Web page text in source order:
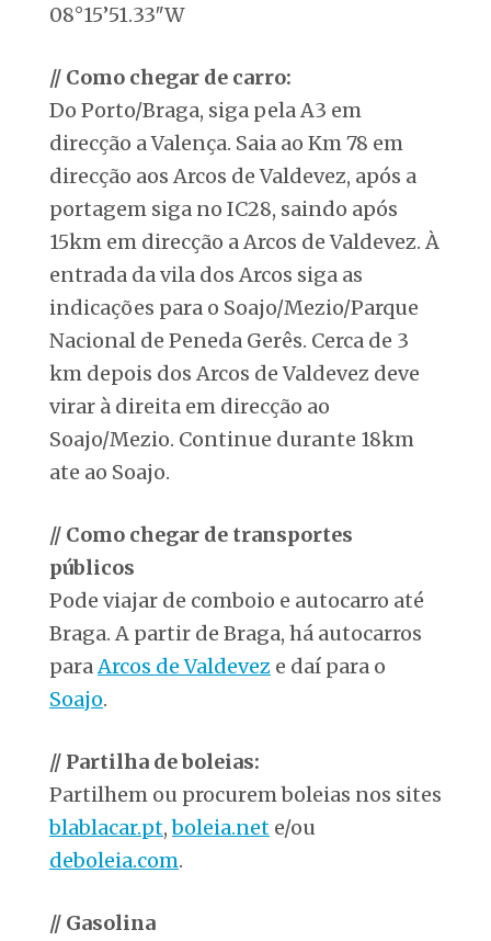
08°15’51.33″W
// Como chegar de carro:
Do Porto/Braga, siga pela A3 em
direcção a Valença. Saia ao Km 78 em
direcção aos Arcos de Valdevez, após a
portagem siga no IC28, saindo após
15km em direcção a Arcos de Valdevez. À
entrada da vila dos Arcos siga as
indicações para o Soajo/Mezio/Parque
Nacional de Peneda Gerês. Cerca de 3
km depois dos Arcos de Valdevez deve
virar à direita em direcção ao
Soajo/Mezio. Continue durante 18km
ate ao Soajo.
// Como chegar de transportes
públicos
Pode viajar de comboio e autocarro até
Braga. A partir de Braga, há autocarros
paraArcos de Valdevez e daí para o
Soajo.
// Partilha de boleias:
Partilhem ou procurem boleias nos sites
blablacar.pt,boleia.net e/ou
deboleia.com.
// Gasolina